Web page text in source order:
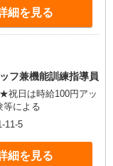
細を見る
フ兼機能訓練指導員
による
11-5
細を見る